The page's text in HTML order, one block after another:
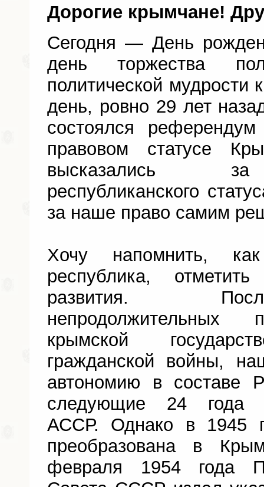
Дорогие крымчане!
Сегодня — День
день торжества
политической мудрости
день, ровно 29 лет
состоялся
правовом статусе
высказались за
республиканского
за наше право самим
Хочу напомнить,
республика,
развития.
непродолжительных
крымской
гражданской войны,
автономию в
следующие 24 года
АССР. Однако в 1945
преобразована в
февраля 1954 года